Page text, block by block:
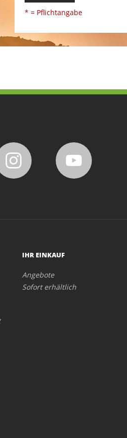
* = Pflichtangabe
IHR EINKAUF
Angebote
Sofort erhältlich